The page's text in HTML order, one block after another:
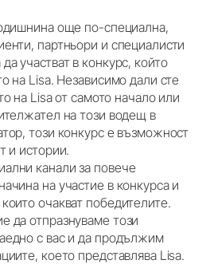
още по-специална,
партньори и специалисти
участват в конкурс, който
на Lisa. Независимо дали сте
на Lisa от самото начало или
на този водещ в
този конкурс е възможност
и истории.
канали за повече
на участие в конкурса и
очакват победителите.
да отпразнуваме този
с вас и да продължим
което представлява Lisa.